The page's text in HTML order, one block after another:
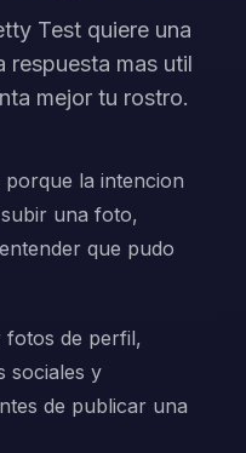
Test quiere una
respuesta mas util
mejor tu rostro.
la intencion
una foto,
que pudo
fotos de perfil,
sociales y
de publicar una